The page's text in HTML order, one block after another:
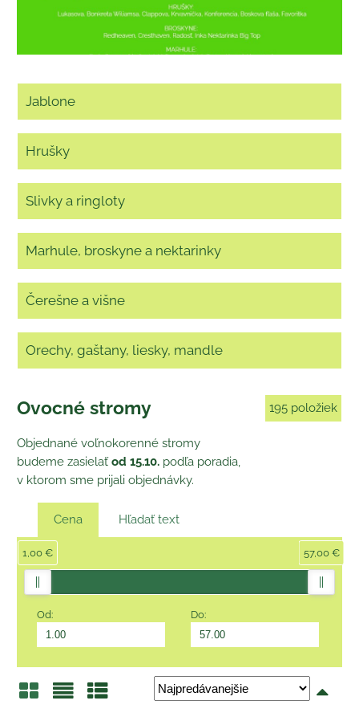
Jablone
Hrušky
Slivky a ringloty
Marhule, broskyne a nektarinky
Čerešne a višne
Orechy, gaštany, liesky, mandle
Ovocné stromy 195 položiek
Objednané voľnokorenné stromy
budeme zasielaťod 15.10. podľa poradia,
v ktorom sme prijali objednávky.
Cena Hľadať text
Od: Do:
1,00 € 57,00 €